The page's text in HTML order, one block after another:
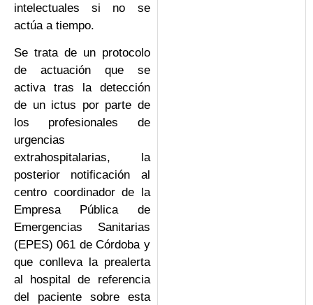
intelectuales si no se
actúa a tiempo.
Se trata de un protocolo
de actuación que se
activa tras la detección
de un ictus por parte de
los profesionales de
urgencias
extrahospitalarias, la
posterior notificación al
centro coordinador de la
Empresa Pública de
Emergencias Sanitarias
(EPES) 061 de Córdoba y
que conlleva la prealerta
al hospital de referencia
del paciente sobre esta